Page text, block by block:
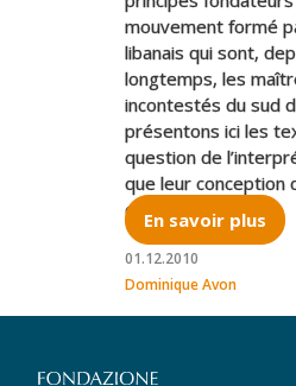
mouvement formé
libanais qui sont,
longtemps, les
incontestés du sud
présentons ici les
question de
que leur conception
du « témoignage »
01.12.2010
Dominique Avon
En savoir plus